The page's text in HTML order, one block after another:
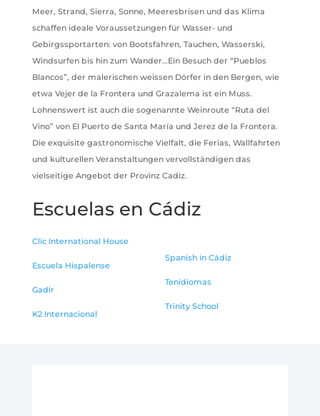
Meer, Strand, Sierra, Sonne, Meeresbrisen und das Klima
schaffen ideale Voraussetzungen für Wasser- und
Gebirgssportarten: von Bootsfahren, Tauchen, Wasserski,
Windsurfen bis hin zum Wander…Ein Besuch der “Pueblos
Blancos”, der malerischen weissen Dörfer in den Bergen, wie
etwa Vejer de la Frontera und Grazalema ist ein Muss.
Lohnenswert ist auch die sogenannte Weinroute “Ruta del
Vino” von El Puerto de Santa María und Jerez de la Frontera.
Die exquisite gastronomische Vielfalt, die Ferias, Wallfahrten
und kulturellen Veranstaltungen vervollständigen das
vielseitige Angebot der Provinz Cadiz.
Escuelas en Cádiz
Clic International House
Escuela Hispalense
Gadir
K2 Internacional
Spanish in Cádiz
Tenidiomas
Trinity School